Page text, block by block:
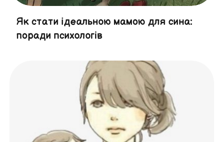
Як стати ідеальною мамою для сина:
поради психологів